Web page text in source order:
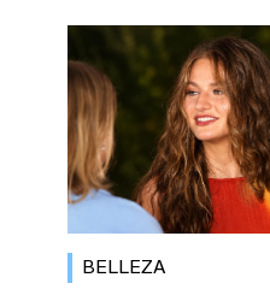
BELLEZA